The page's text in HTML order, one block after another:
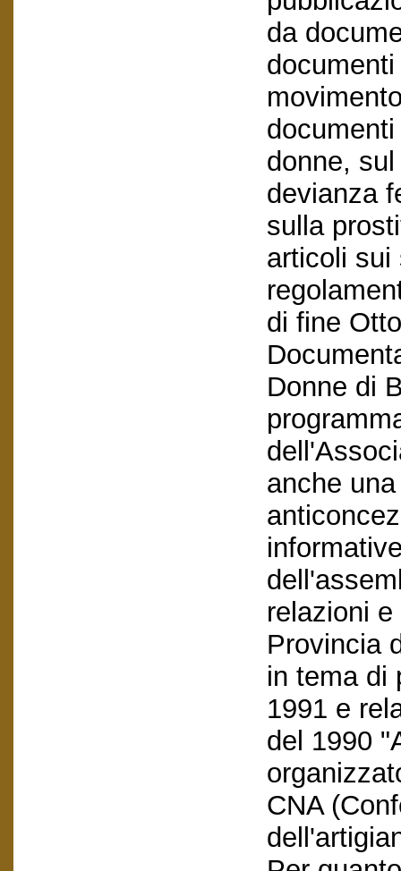
da
donne,
devianza
sulla
articoli sui
di fine
Donne di
anche
relazioni
Provincia
in tema di
1991 e
del 1990
CNA